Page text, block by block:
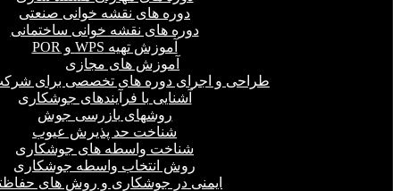
دوره های نقشه خوانی صنعتی
دوره های نقشه خوانی ساختمانی
آموزش تهیه WPS و POR
آموزش های مجازی
طراحی و اجرای دوره های تخصصی برای
آشنایی با فرآیندهای جوشکاری
روشهای بازرسی جوش
شناخت حد پذیرش عیوب
شناخت واسطه های جوشکاری
روش انتخاب واسطه جوشکاری
ایمنی در جوشکاری و روش های